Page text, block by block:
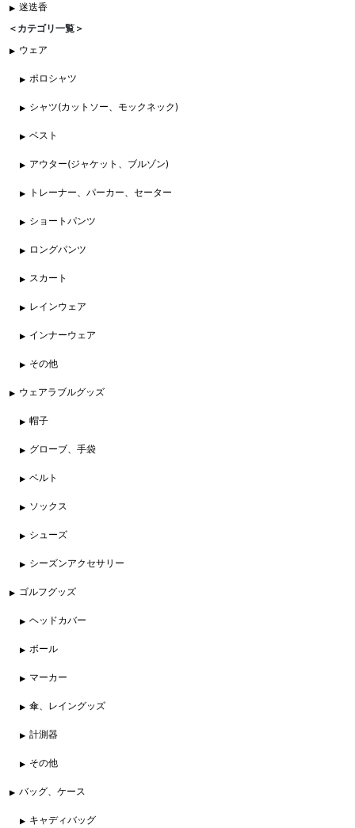
迷迭香
＜カテゴリ一覧＞
ウェア
ポロシャツ
シャツ(カットソー、モックネック)
ベスト
アウター(ジャケット、ブルゾン)
トレーナー、パーカー、セーター
ショートパンツ
ロングパンツ
スカート
レインウェア
インナーウェア
その他
ウェアラブルグッズ
帽子
グローブ、手袋
ベルト
ソックス
シューズ
シーズンアクセサリー
ゴルフグッズ
ヘッドカバー
ボール
マーカー
傘、レイングッズ
計測器
その他
バッグ、ケース
キャディバッグ